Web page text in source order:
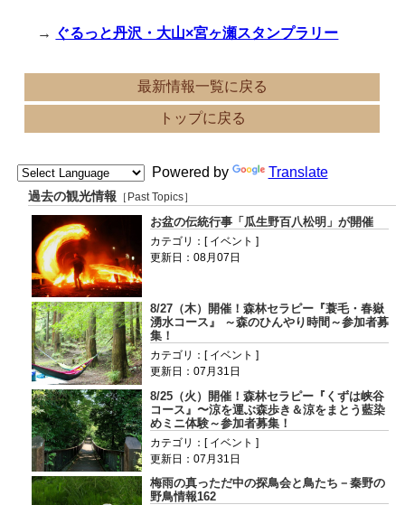
→ ぐるっと丹沢・大山×宮ヶ瀬スタンプラリー
最新情報一覧に戻る
トップに戻る
Powered by Translate
過去の観光情報 ［Past Topics］
お盆の伝統行事「瓜生野百八松明」が開催
カテゴリ：[ イベント ]
更新日：08月07日
8/27（木）開催！森林セラピー『蓑毛・春嶽
湧水コース』 ～森のひんやり時間～参加者募
集！
カテゴリ：[ イベント ]
更新日：07月31日
8/25（火）開催！森林セラピー『くずは峡谷
コース』〜涼を運ぶ森歩き＆涼をまとう藍染
めミニ体験～参加者募集！
カテゴリ：[ イベント ]
更新日：07月31日
梅雨の真っただ中の探鳥会と鳥たち－秦野の
野鳥情報162